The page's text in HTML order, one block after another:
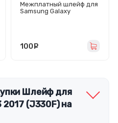
Межплатный шлейф для
Samsung Galaxy
100
Шлейф для
2017 (J330F) на